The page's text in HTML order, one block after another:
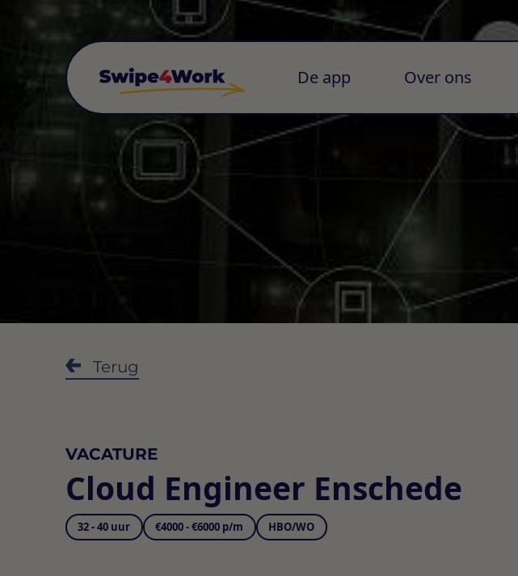
De app Over ons
Terug
VACATURE
Cloud Engineer Enschede
32 - 40 uur €4000 - €6000 p/m HBO/WO